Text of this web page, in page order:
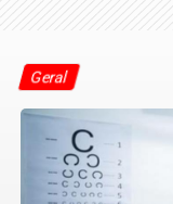
Geral